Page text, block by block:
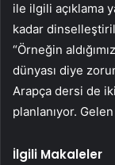
ile ilgili açıklama
kadar
“Örneğin
dünyası diye
Arapça dersi de
planlanıyor.
İlgili Makaleler